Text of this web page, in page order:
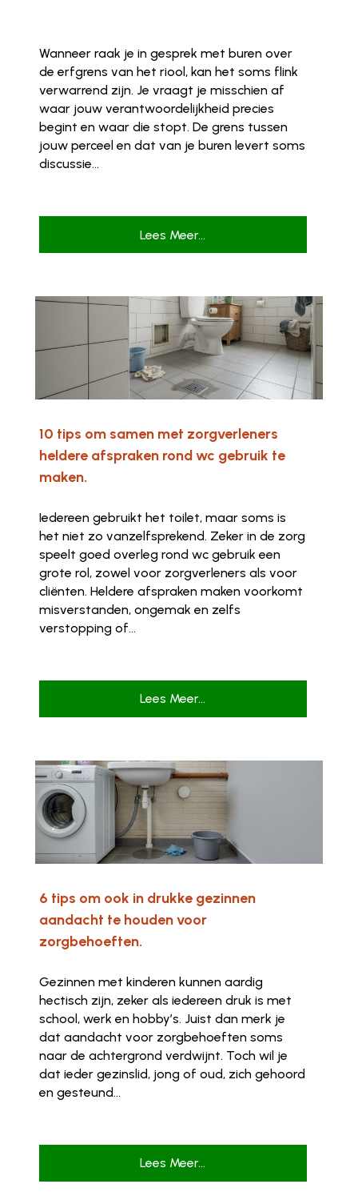
Wanneer raak je in gesprek met buren over
de erfgrens van het riool, kan het soms flink
verwarrend zijn. Je vraagt je misschien af
waar jouw verantwoordelijkheid precies
begint en waar die stopt. De grens tussen
jouw perceel en dat van je buren levert soms
discussie...
Lees Meer...
10 tips om samen met zorgverleners
heldere afspraken rond wc gebruik te
maken.
Iedereen gebruikt het toilet, maar soms is
het niet zo vanzelfsprekend. Zeker in de zorg
speelt goed overleg rond wc gebruik een
grote rol, zowel voor zorgverleners als voor
cliënten. Heldere afspraken maken voorkomt
misverstanden, ongemak en zelfs
verstopping of...
Lees Meer...
6 tips om ook in drukke gezinnen
aandacht te houden voor
zorgbehoeften.
Gezinnen met kinderen kunnen aardig
hectisch zijn, zeker als iedereen druk is met
school, werk en hobby’s. Juist dan merk je
dat aandacht voor zorgbehoeften soms
naar de achtergrond verdwijnt. Toch wil je
dat ieder gezinslid, jong of oud, zich gehoord
en gesteund...
Lees Meer...